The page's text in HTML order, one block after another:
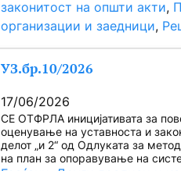
законитост на општи акти,
организации и заедници,
УЗ.бр.10/2026
17/06/2026
СЕ ОТФРЛА иницијативата за
оценување на уставноста и
делот „и 2“ од Одлуката за
на план за опоравување на